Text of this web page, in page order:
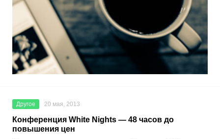
Другое 20 мая, 2013
Конференция White Nights — 48 часов до
повышения цен